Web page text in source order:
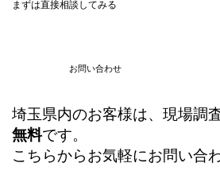
20年の経験と実績で解決
しないWi-Fi構築とネット
り方
まずは直接相談してみる
お問い合わせ
埼玉県内のお客様は、現場調
無料です。
こちらからお気軽にお問い合